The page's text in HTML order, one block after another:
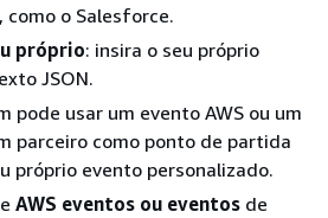
como o Salesforce.
próprio: insira o seu próprio
JSON.
pode usar um evento AWS ou um
parceiro como ponto de partida
próprio evento personalizado.
AWS eventos ou eventos de